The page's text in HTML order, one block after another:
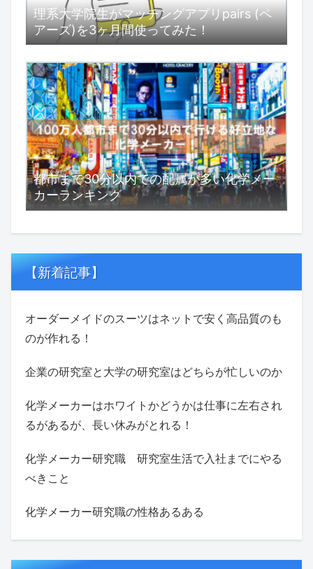
理系大学院生がマッチングアプリpairs (ペ
アーズ)を3ヶ月間使ってみた！
都市まで30分以内での配属が多い化学メー
カーランキング
【新着記事】
オーダーメイドのスーツはネットで安く高品質のも
のが作れる！
企業の研究室と大学の研究室はどちらが忙しいのか
化学メーカーはホワイトかどうかは仕事に左右され
るがあるが、長い休みがとれる！
化学メーカー研究職 研究室生活で入社までにやる
べきこと
化学メーカー研究職の性格あるある